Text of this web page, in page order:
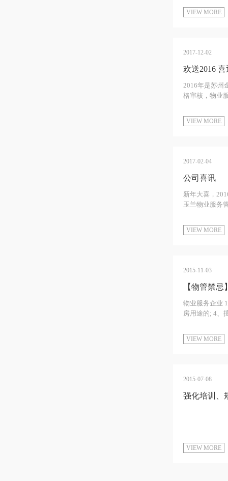
VIEW MORE
2017-12-02
欢送2016 喜
2016年是苏州
格审核，物业
VIEW MORE
2017-02-04
公司喜讯
新年大喜，
玉兰物业服务
VIEW MORE
2015-11-03
【物管禁忌
物业服务企业
房用途的; 4、
VIEW MORE
2015-07-08
强化培训、
VIEW MORE